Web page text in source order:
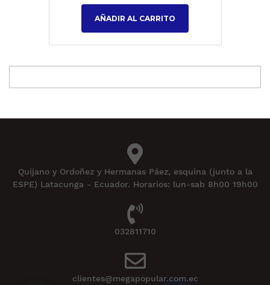
AÑADIR AL CARRITO
Quijano y Ordoñez y Hermanas Páez, esquina (junto a la
ESPE) Latacunga - Ecuador. Horarios: lun-sab 8h00 19h00
032811710
clientes@megapopular.com.ec